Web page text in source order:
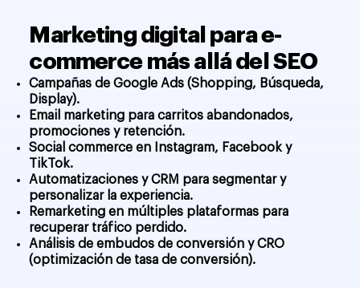
Marketing digital para e-
commerce más allá del SEO
Campañas de Google Ads (Shopping, Búsqueda,
Display).
Email marketing para carritos abandonados,
promociones y retención.
Social commerce en Instagram, Facebook y
TikTok.
Automatizaciones y CRM para segmentar y
personalizar la experiencia.
Remarketing en múltiples plataformas para
recuperar tráfico perdido.
Análisis de embudos de conversión y CRO
(optimización de tasa de conversión).